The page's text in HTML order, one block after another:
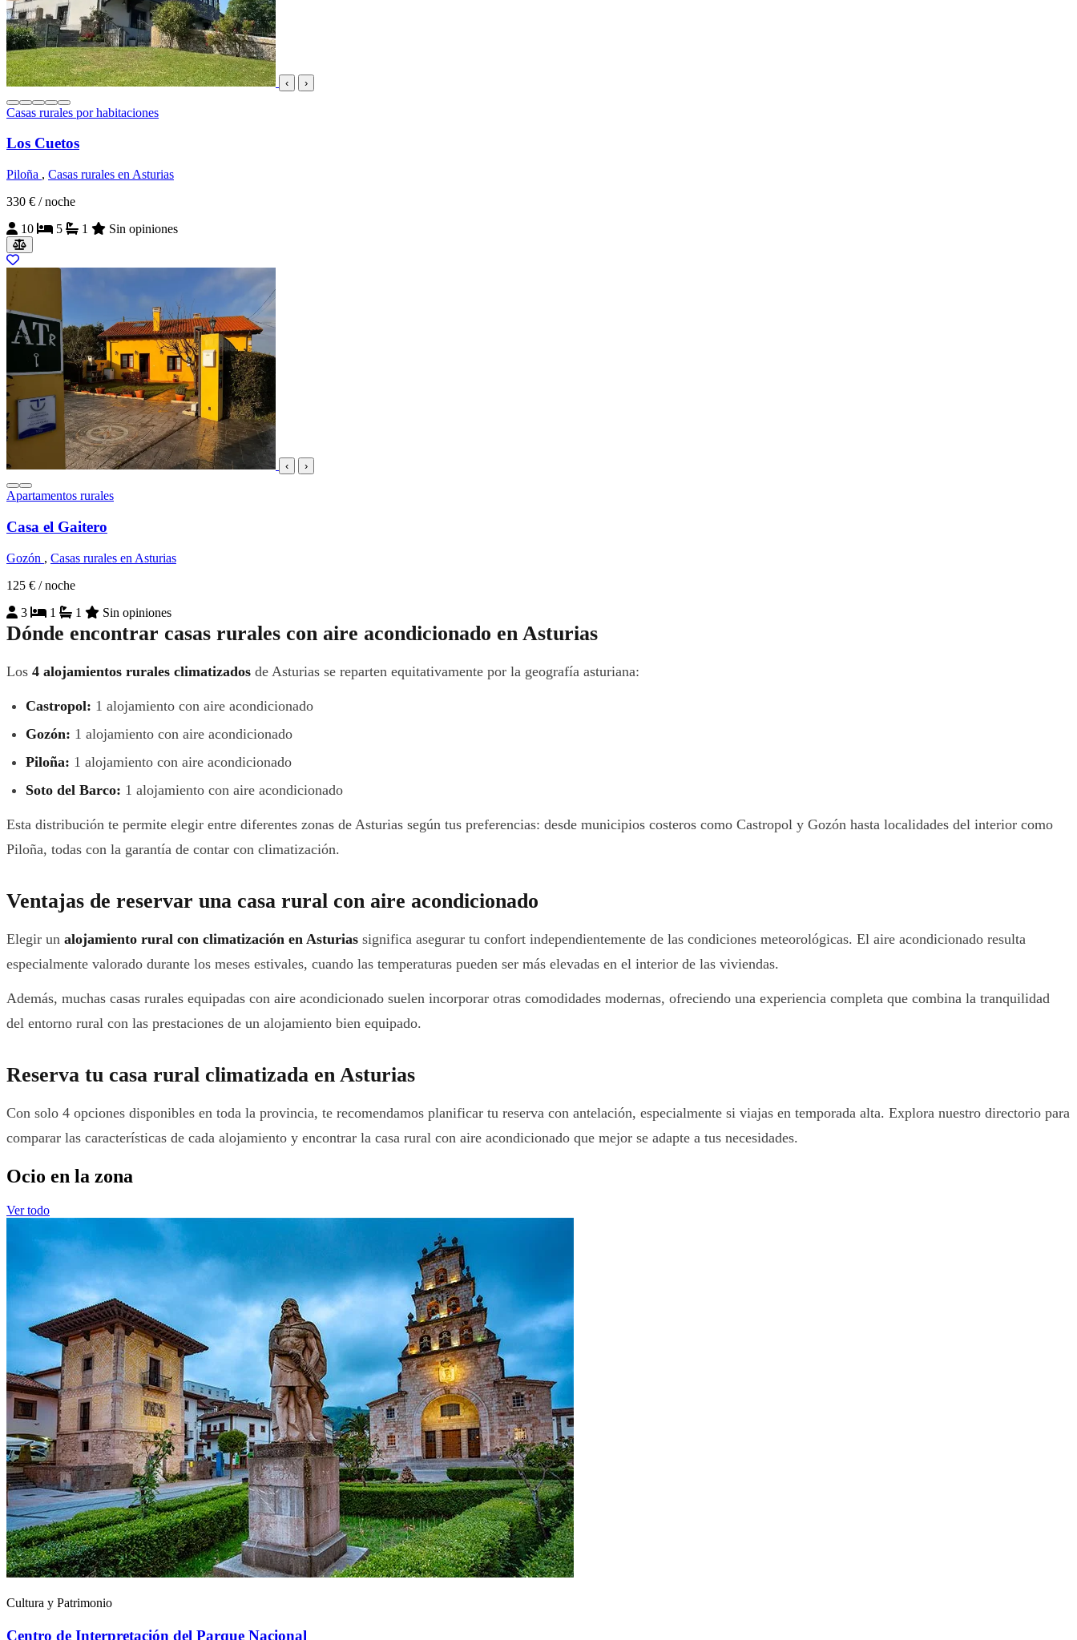
‹ ›
Casas rurales por habitaciones
Los Cuetos
Piloña , Casas rurales en Asturias
330 € / noche
10
5 1 Sin opiniones
‹ ›
Apartamentos rurales
Casa el Gaitero
Gozón , Casas rurales en Asturias
125 € / noche
3
1 1 Sin opiniones
Dónde encontrar casas rurales con aire acondicionado en Asturias
Los 4 alojamientos rurales climatizados de Asturias se reparten equitativamente por la geografía asturiana:
Castropol: 1 alojamiento con aire acondicionado
Gozón: 1 alojamiento con aire acondicionado
Piloña: 1 alojamiento con aire acondicionado
Soto del Barco: 1 alojamiento con aire acondicionado
Esta distribución te permite elegir entre diferentes zonas de Asturias según tus preferencias: desde municipios costeros como Castropol y Gozón hasta localidades del interior como
Piloña, todas con la garantía de contar con climatización.
Ventajas de reservar una casa rural con aire acondicionado
Elegir un alojamiento rural con climatización en Asturias significa asegurar tu confort independientemente de las condiciones meteorológicas. El aire acondicionado resulta
especialmente valorado durante los meses estivales, cuando las temperaturas pueden ser más elevadas en el interior de las viviendas.
Además, muchas casas rurales equipadas con aire acondicionado suelen incorporar otras comodidades modernas, ofreciendo una experiencia completa que combina la tranquilidad
del entorno rural con las prestaciones de un alojamiento bien equipado.
Reserva tu casa rural climatizada en Asturias
Con solo 4 opciones disponibles en toda la provincia, te recomendamos planificar tu reserva con antelación, especialmente si viajas en temporada alta. Explora nuestro directorio para
comparar las características de cada alojamiento y encontrar la casa rural con aire acondicionado que mejor se adapte a tus necesidades.
Ocio en la zona
Ver todo
Cultura y Patrimonio
Centro de Interpretación del Parque Nacional